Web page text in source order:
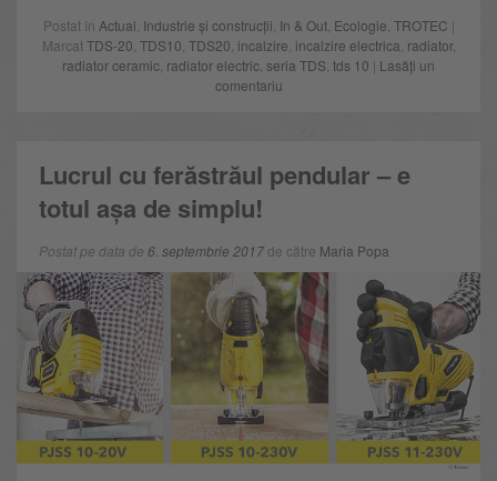
Postat în Actual Industrie și construcții In & Out, Ecologie TROTEC |
MarcatTDS-20 TDS10 TDS20 incalzire incalzire electrica radiator,
radiator ceramic radiator electric seria TDS tds 10 | Lasăți un
comentariu
Lucrul cu ferăstrăul pendular – e
totul așa de simplu!
Postat pe data de 6. septembrie 2017de către Maria Popa